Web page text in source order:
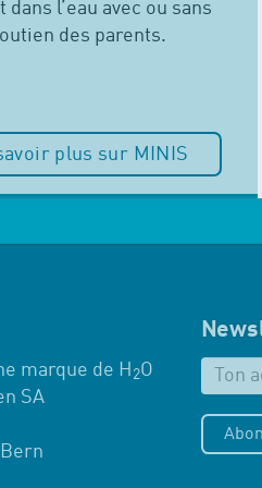
l’eau avec ou sans
des parents.
plus sur MINIS
marque de H 2O
SA